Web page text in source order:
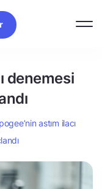
denemesi
astım ilacı